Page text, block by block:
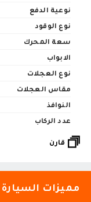
نوعية الدفع
نوع الوقود
سعة المحرك
الابواب
نوع العجلات
مقاس العجلات
النوافذ
عدد الركاب
قارن
مميزات السيارة